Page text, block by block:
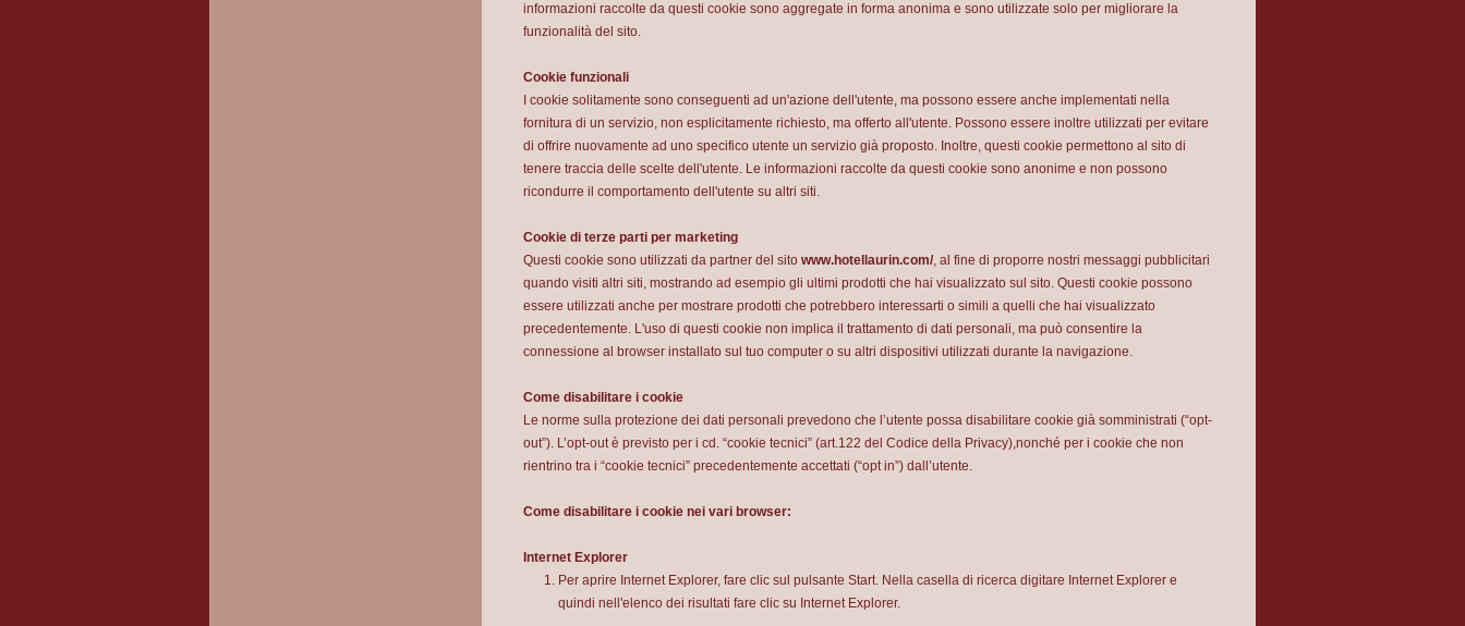
informazioni raccolte da questi cookie sono aggregate in forma anonima e sono utilizzate solo per migliorare la
funzionalità del sito.
Cookie funzionali
I cookie solitamente sono conseguenti ad un'azione dell'utente, ma possono essere anche implementati nella
fornitura di un servizio, non esplicitamente richiesto, ma offerto all'utente. Possono essere inoltre utilizzati per evitare
di offrire nuovamente ad uno specifico utente un servizio già proposto. Inoltre, questi cookie permettono al sito di
tenere traccia delle scelte dell'utente. Le informazioni raccolte da questi cookie sono anonime e non possono
ricondurre il comportamento dell'utente su altri siti.
Cookie di terze parti per marketing
Questi cookie sono utilizzati da partner del sito www.hotellaurin.com/, al fine di proporre nostri messaggi pubblicitari
quando visiti altri siti, mostrando ad esempio gli ultimi prodotti che hai visualizzato sul sito. Questi cookie possono
essere utilizzati anche per mostrare prodotti che potrebbero interessarti o simili a quelli che hai visualizzato
precedentemente. L'uso di questi cookie non implica il trattamento di dati personali, ma può consentire la
connessione al browser installato sul tuo computer o su altri dispositivi utilizzati durante la navigazione.
Come disabilitare i cookie
Le norme sulla protezione dei dati personali prevedono che l’utente possa disabilitare cookie già somministrati (“opt-
out”). L’opt-out è previsto per i cd. “cookie tecnici” (art.122 del Codice della Privacy),nonché per i cookie che non
rientrino tra i “cookie tecnici” precedentemente accettati (“opt in”) dall’utente.
Come disabilitare i cookie nei vari browser:
Internet Explorer
Per aprire Internet Explorer, fare clic sul pulsante Start. Nella casella di ricerca digitare Internet Explorer e
quindi nell'elenco dei risultati fare clic su Internet Explorer.